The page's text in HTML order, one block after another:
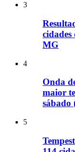
3
cidades
MG
4
Onda
maior
sábado
5